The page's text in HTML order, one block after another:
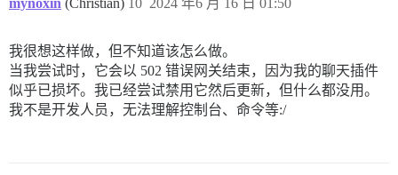
我很想这样做，但不知道该怎么做。
当我尝试时，它会以 502 错误网关结束，因为我的聊天插件
似乎已损坏。我已经尝试禁用它然后更新，但什么都没用。
我不是开发人员，无法理解控制台、命令等:/